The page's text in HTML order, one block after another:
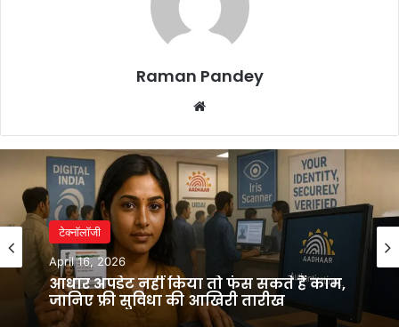
Raman Pandey
टेक्नॉलॉजी
April 16, 2026
आधार अपडेट नहीं किया तो फंस सकते हैं काम,
जानिए फ्री सुविधा की आखिरी तारीख